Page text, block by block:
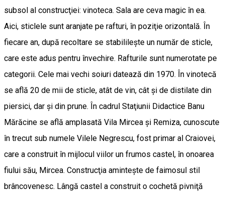
subsol al construcţiei: vinoteca. Sala are ceva magic în ea.
Aici, sticlele sunt aranjate pe rafturi, în poziţie orizontală. În
fiecare an, după recoltare se stabilileşte un număr de sticle,
care este adus pentru învechire. Rafturile sunt numerotate pe
categorii. Cele mai vechi soiuri datează din 1970. În vinotecă
se află 20 de mii de sticle, atât de vin, cât şi de distilate din
piersici, dar şi din prune. În cadrul Staţiunii Didactice Banu
Mărăcine se află amplasată Vila Mircea şi Remiza, cunoscute
în trecut sub numele Vilele Negrescu, fost primar al Craiovei,
care a construit în mijlocul viilor un frumos castel, în onoarea
fiului său, Mircea. Construcţia aminteşte de faimosul stil
brâncovenesc. Lângă castel a construit o cochetă pivniţă